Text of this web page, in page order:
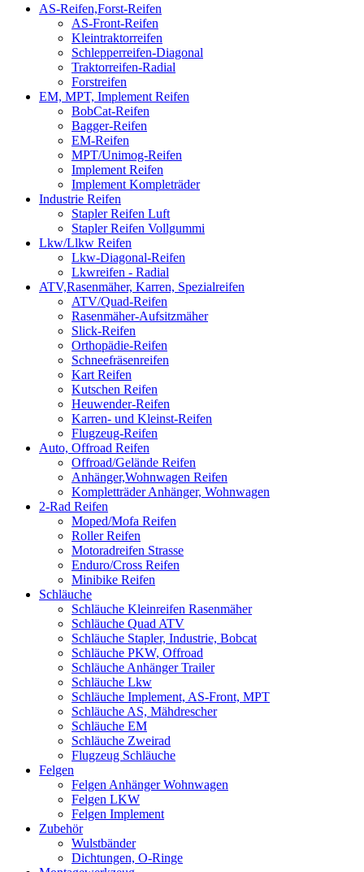
AS-Reifen,Forst-Reifen
AS-Front-Reifen
Kleintraktorreifen
Schlepperreifen-Diagonal
Traktorreifen-Radial
Forstreifen
EM, MPT, Implement Reifen
BobCat-Reifen
Bagger-Reifen
EM-Reifen
MPT/Unimog-Reifen
Implement Reifen
Implement Kompleträder
Industrie Reifen
Stapler Reifen Luft
Stapler Reifen Vollgummi
Lkw/Llkw Reifen
Lkw-Diagonal-Reifen
Lkwreifen - Radial
ATV,Rasenmäher, Karren, Spezialreifen
ATV/Quad-Reifen
Rasenmäher-Aufsitzmäher
Slick-Reifen
Orthopädie-Reifen
Schneefräsenreifen
Kart Reifen
Kutschen Reifen
Heuwender-Reifen
Karren- und Kleinst-Reifen
Flugzeug-Reifen
Auto, Offroad Reifen
Offroad/Gelände Reifen
Anhänger,Wohnwagen Reifen
Kompletträder Anhänger, Wohnwagen
2-Rad Reifen
Moped/Mofa Reifen
Roller Reifen
Motoradreifen Strasse
Enduro/Cross Reifen
Minibike Reifen
Schläuche
Schläuche Kleinreifen Rasenmäher
Schläuche Quad ATV
Schläuche Stapler, Industrie, Bobcat
Schläuche PKW, Offroad
Schläuche Anhänger Trailer
Schläuche Lkw
Schläuche Implement, AS-Front, MPT
Schläuche AS, Mähdrescher
Schläuche EM
Schläuche Zweirad
Flugzeug Schläuche
Felgen
Felgen Anhänger Wohnwagen
Felgen LKW
Felgen Implement
Zubehör
Wulstbänder
Dichtungen, O-Ringe